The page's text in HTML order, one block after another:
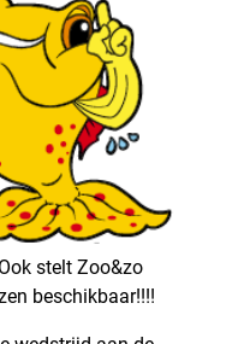
Zoo&zo
beschikbaar!!!!